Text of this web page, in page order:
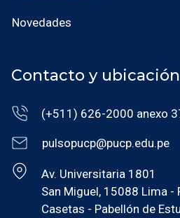
Novedades
Contacto y ubicación
(+511) 626-2000 anexo
pulsopucp@pucp.edu.pe
Av. Universitaria 1801
San Miguel, 15088 Lima -
Casetas - Pabellón de